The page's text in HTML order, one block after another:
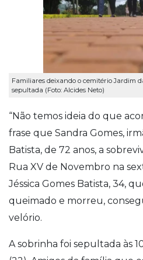
Familiares deixando o cemitério Jardim
sepultada (Foto: Alcides Neto)
“Não temos ideia do que
frase que Sandra Gomes,
Batista, de 72 anos, a
Rua XV de Novembro na
Jéssica Gomes Batista, 34,
queimado e morreu,
velório.
A sobrinha foi sepultada às